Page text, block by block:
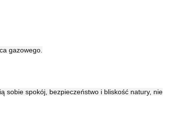
gazowego.
sobie spokój, bezpieczeństwo i bliskość natury, nie